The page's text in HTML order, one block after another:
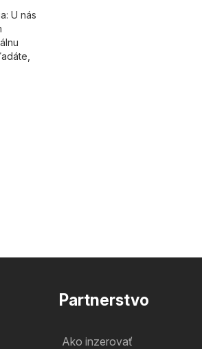
U nás
Partnerstvo
Ako inzerovať